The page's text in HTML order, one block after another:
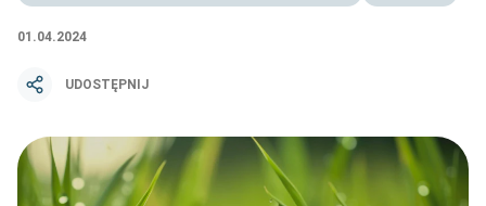
01.04.2024
UDOSTĘPNIJ